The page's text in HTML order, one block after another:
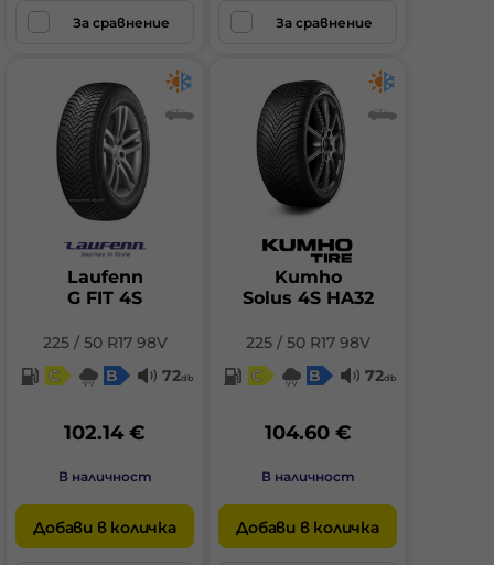
За сравнение За сравнение
Laufenn
G FIT 4S
225 / 50 R17 98V
C
B 72db
102.14 €
В наличност
Добави в количка
Kumho
Solus 4S HA32
225 / 50 R17 98V
C
B 72db
104.60 €
В наличност
Добави в количка